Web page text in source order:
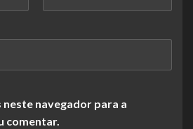
neste navegador para a
comentar.